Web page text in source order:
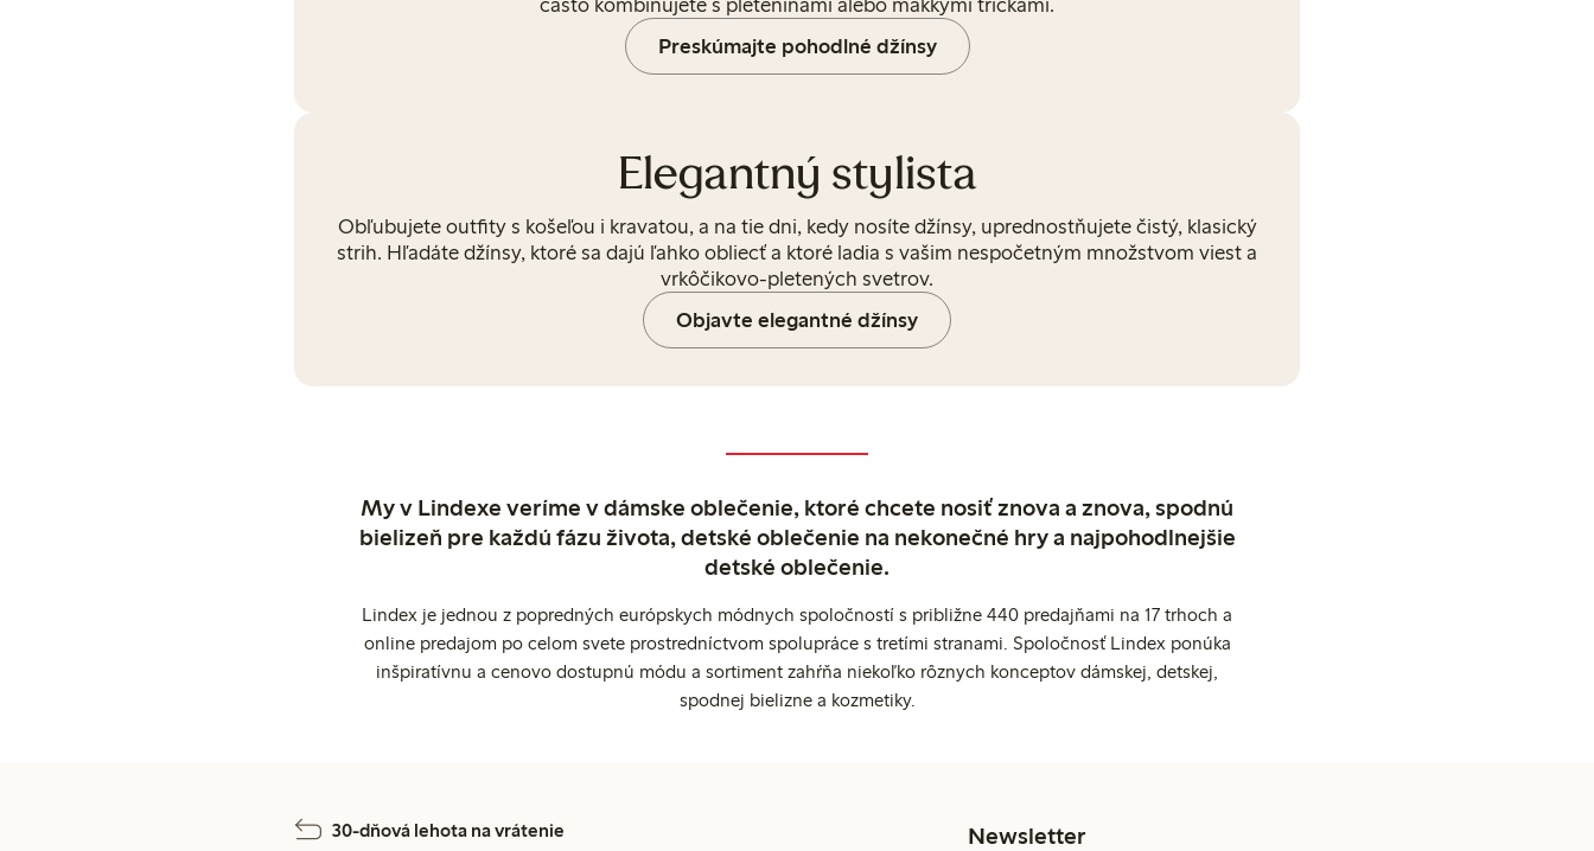
Preskúmajte pohodlné džínsy
Elegantný stylista
Obľubujete outfity s košeľou i kravatou, a na tie dni, kedy nosíte džínsy, uprednostňujete čistý, klasický
strih. Hľadáte džínsy, ktoré sa dajú ľahko obliecť a ktoré ladia s vašim nespočetným množstvom viest a
vrkôčikovo-pletených svetrov.
Objavte elegantné džínsy
My v Lindexe veríme v dámske oblečenie, ktoré chcete nosiť znova a znova, spodnú
bielizeň pre každú fázu života, detské oblečenie na nekonečné hry a najpohodlnejšie
detské oblečenie.
Lindex je jednou z popredných európskych módnych spoločností s približne 440 predajňami na 17 trhoch a
online predajom po celom svete prostredníctvom spolupráce s tretími stranami. Spoločnosť Lindex ponúka
inšpiratívnu a cenovo dostupnú módu a sortiment zahŕňa niekoľko rôznych konceptov dámskej, detskej,
spodnej bielizne a kozmetiky.
30-dňová lehota na vrátenie Newsletter